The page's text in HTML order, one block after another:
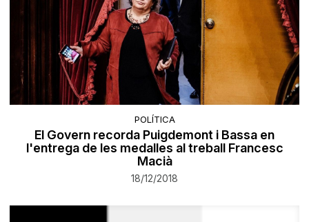
POLÍTICA
El Govern recorda Puigdemont i Bassa en
l'entrega de les medalles al treball Francesc
Macià
18/12/2018